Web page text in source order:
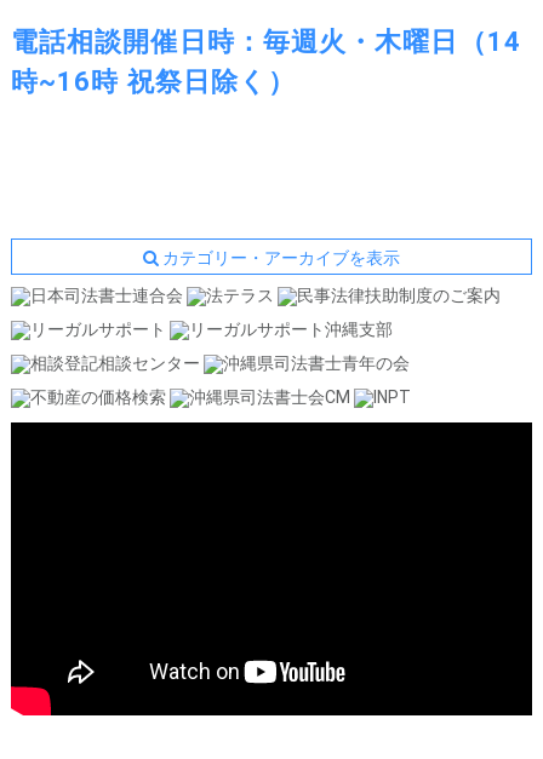
電話相談開催日時：毎週火・木曜日（14
時~16時 祝祭日除く）
カテゴリー・アーカイブを表示